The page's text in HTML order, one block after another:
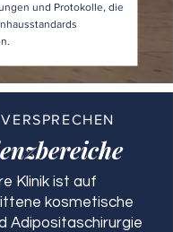
und Protokolle, die
Klinik ist auf
kosmetische
Adipositaschirurgie